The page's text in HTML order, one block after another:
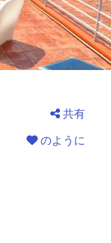
共有
のように